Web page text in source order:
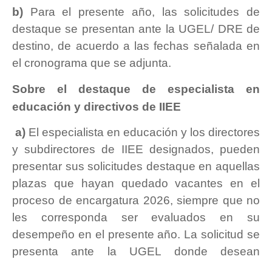
b) Para el presente año, las solicitudes de
destaque se presentan ante la UGEL/ DRE de
destino, de acuerdo a las fechas señalada en
el cronograma que se adjunta.
Sobre el destaque de especialista en
educación y directivos de IIEE
a) El especialista en educación y los directores
y subdirectores de IIEE designados, pueden
presentar sus solicitudes destaque en aquellas
plazas que hayan quedado vacantes en el
proceso de encargatura 2026, siempre que no
les corresponda ser evaluados en su
desempeño en el presente año. La solicitud se
presenta ante la UGEL donde desean